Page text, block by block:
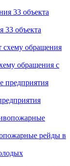
33 объекта
обращения с
рейды в